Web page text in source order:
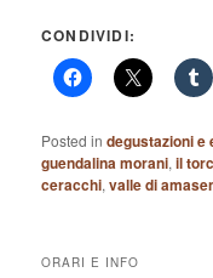
CONDIVIDI:
Posted in degustazioni e
guendalina morani,il
ceracchi,valle di
ORARI E INFO